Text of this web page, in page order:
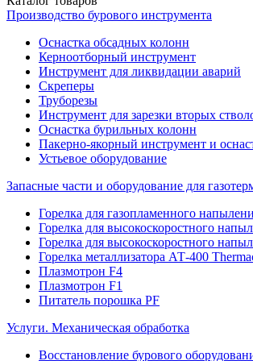
Производство бурового инструмента
Оснастка обсадных колонн
Керноотборный инструмент
Инструмент для ликвидации аварий
Скреперы
Труборезы
Инструмент для зарезки вторых
Оснастка бурильных колонн
Пакерно-якорный инструмент и
Устьевое оборудование
Запасные части и оборудование для
Горелка для газопламенного
Горелка для высокоскоростного
Горелка для высокоскоростного
Горелка металлизатора АТ-400
Плазмотрон F4
Плазмотрон F1
Питатель порошка PF
Услуги. Механическая обработка
Восстановление бурового